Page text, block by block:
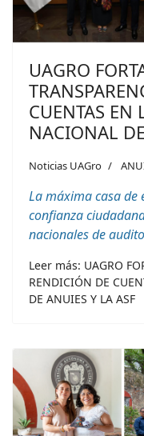
UAGRO
CUENTAS EN
NACIONAL
Noticias UAGro
La máxima casa de
confianza
nacionales de
Leer más: UAGRO
RENDICIÓN DE
DE ANUIES Y LA ASF